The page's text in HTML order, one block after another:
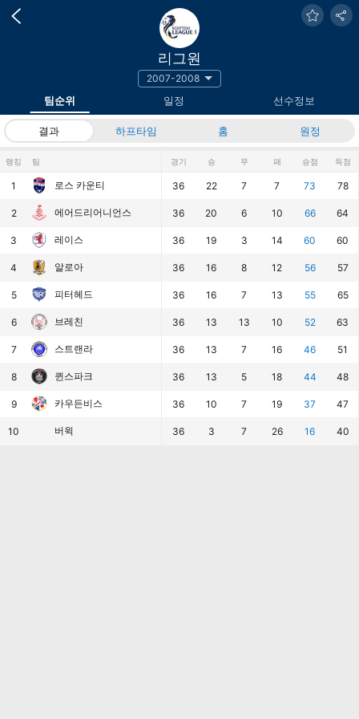
리그원
2007-2008
팀순위 일정 선수정보
결과 하프타임 홈 원정
랭킹 팀
1 로스 카운티
2 에어드리어니언스
3 레이스
4 알로아
5 피터헤드
6 브레친
7 스트랜라
8 퀸스파크
9 카우든비스
10 버윅
경기 승 무 패 승점 득점
36 22 7 7 73 78
36 20 6 10 66 64
36 19 3 14 60 60
36 16 8 12 56 57
36 16 7 13 55 65
36 13 13 10 52 63
36 13 7 16 46 51
36 13 5 18 44 48
36 10 7 19 37 47
36 3 7 26 16 40